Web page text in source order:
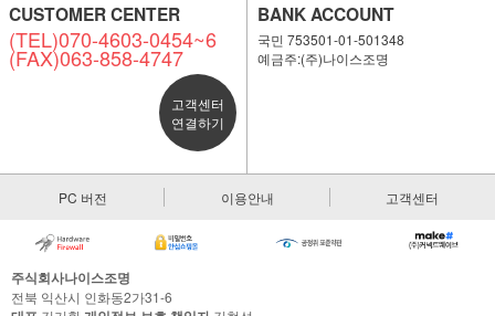
CUSTOMER CENTER
(TEL)070-4603-0454~6
(FAX)063-858-4747
고객센터
연결하기
BANK ACCOUNT
국민 753501-01-501348
예금주:(주)나이스조명
PC 버전 이용안내 고객센터
주식회사나이스조명
전북 익산시 인화동2가31-6